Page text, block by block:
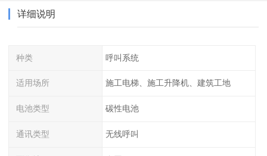
详细说明
种类 呼叫系统
适用场所 施工电梯、施工升降机、建筑工地
电池类型 碳性电池
通讯类型 无线呼叫